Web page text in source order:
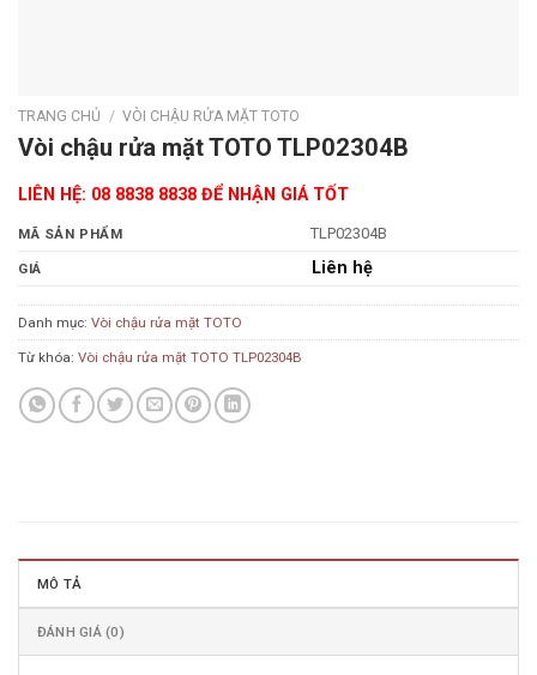
TRANG CHỦ / VÒI CHẬU RỬA MẶT TOTO
Vòi chậu rửa mặt TOTO TLP02304B
LIÊN HỆ: 08 8838 8838 ĐỂ NHẬN GIÁ TỐT
MÃ SẢN PHẨM TLP02304B
GIÁ Liên hệ
Danh mục: Vòi chậu rửa mặt TOTO
Từ khóa: Vòi chậu rửa mặt TOTO TLP02304B
MÔ TẢ
ĐÁNH GIÁ (0)